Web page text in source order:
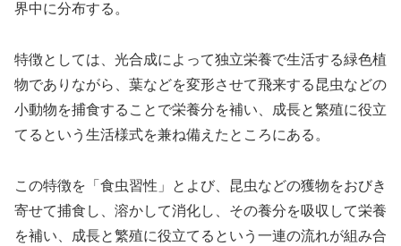
界中に分布する。
特徴としては、光合成によって独立栄養で生活する緑色植
物でありながら、葉などを変形させて飛来する昆虫などの
小動物を捕食することで栄養分を補い、成長と繁殖に役立
てるという生活様式を兼ね備えたところにある。
この特徴を「食虫習性」とよび、昆虫などの獲物をおびき
寄せて捕食し、溶かして消化し、その養分を吸収して栄養
を補い、成長と繁殖に役立てるという一連の流れが組み合